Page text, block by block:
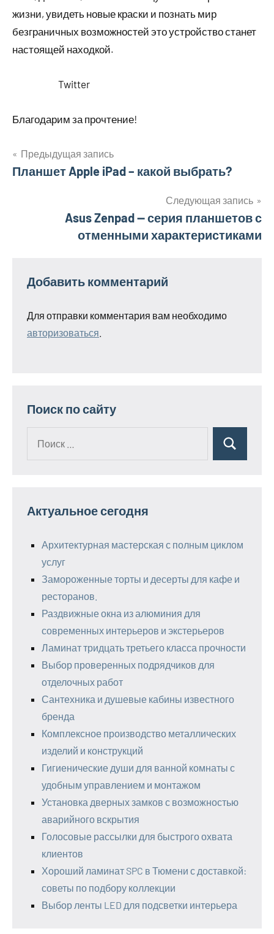
жизни, увидеть новые краски и познать мир
безграничных возможностей это устройство станет
настоящей находкой.
Twitter
Благодарим за прочтение!
Навигация
записям
Предыдущая запись
Планшет Apple iPad – какой выбрать?
Следующая запись
Asus Zenpad — серия планшетов с
отменными характеристиками
Добавить комментарий
Для отправки комментария вам необходимо
авторизоваться
Поиск по сайту
Поиск
Актуальное сегодня
Архитектурная мастерская с полным циклом
услуг
Замороженные торты и десерты для кафе и
ресторанов.
Раздвижные окна из алюминия для
современных интерьеров и экстерьеров
Ламинат тридцать третьего класса прочности
Выбор проверенных подрядчиков для
отделочных работ
Сантехника и душевые кабины известного
бренда
Комплексное производство металлических
изделий и конструкций
Гигиенические души для ванной комнаты с
удобным управлением и монтажом
Установка дверных замков с возможностью
аварийного вскрытия
Голосовые рассылки для быстрого охвата
клиентов
Хороший ламинат SPC в Тюмени с доставкой:
советы по подбору коллекции
Выбор ленты LED для подсветки интерьера